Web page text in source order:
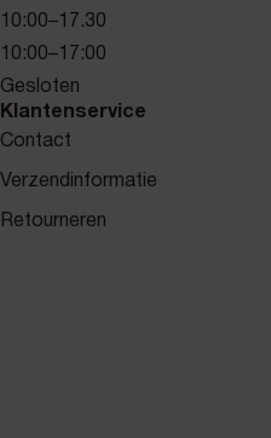
10:00–17.30
10:00–17:00
Gesloten
Klantenservice
Contact
Verzendinformatie
Retourneren